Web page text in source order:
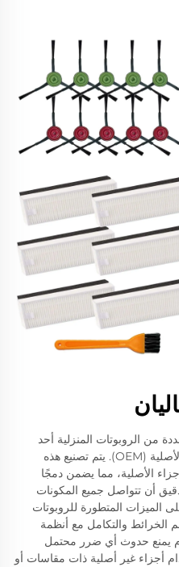
من الروبوتات المنزلية أحد
الجوانب الأكثر أهمية في قطع الغيار الأصلية (OEM). يتم تصنيع هذه
الأصلية، مما يضمن دمجًا
أن تتواصل جميع المكونات
الميزات المتطورة للروبوتات
الخرائط والتكامل مع أنظمة
يمنع حدوث أي ضرر محتمل
أجزاء غير أصلية ذات مقاسات أو